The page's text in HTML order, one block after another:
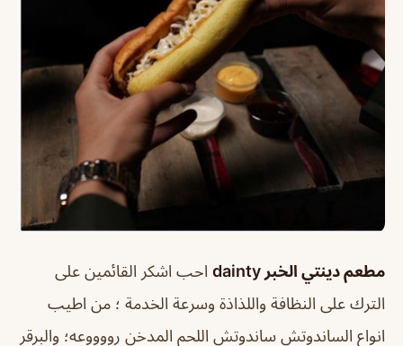
مطعم دينتي الخبر dainty
احب اشكر القائمين على
الترك على النظافة واللذاذة وسرعة الخدمة ؛ من اطيب
انواع الساندوتش ساندوتش اللحم المدخن رووووعه؛ والبرقر